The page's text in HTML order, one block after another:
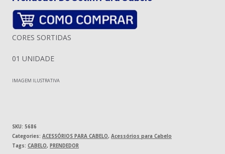
CORES SORTIDAS
01 UNIDADE
IMAGEM ILUSTRATIVA
SKU: 5686
Categories: ACESSÓRIOS PARA CABELO, Acessórios para Cabelo
Tags: CABELO, PRENDEDOR